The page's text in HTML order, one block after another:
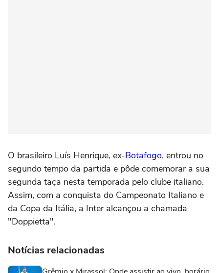
O brasileiro Luís Henrique, ex-Botafogo, entrou no
segundo tempo da partida e pôde comemorar a sua
segunda taça nesta temporada pelo clube italiano.
Assim, com a conquista do Campeonato Italiano e
da Copa da Itália, a Inter alcançou a chamada
"Doppietta".
Notícias relacionadas